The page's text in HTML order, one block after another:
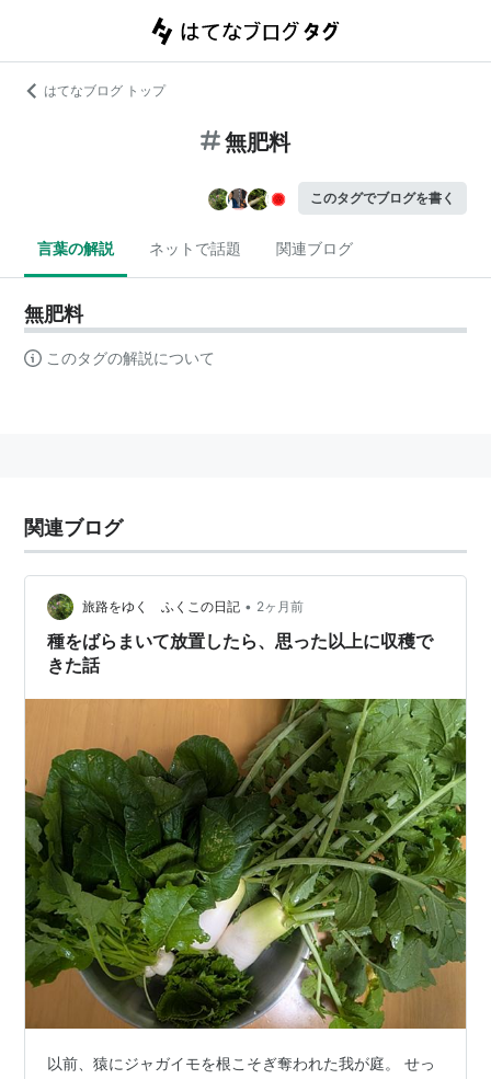
はてなブログ トップ
無肥料
このタグでブログを書く
言葉の解説 ネットで話題 関連ブログ
無肥料
このタグの解説について
関連ブログ
旅路をゆく ふくこの日記 • 2ヶ月前
種をばらまいて放置したら、思った以上に収穫で
きた話
以前、猿にジャガイモを根こそぎ奪われた我が庭。 せっ